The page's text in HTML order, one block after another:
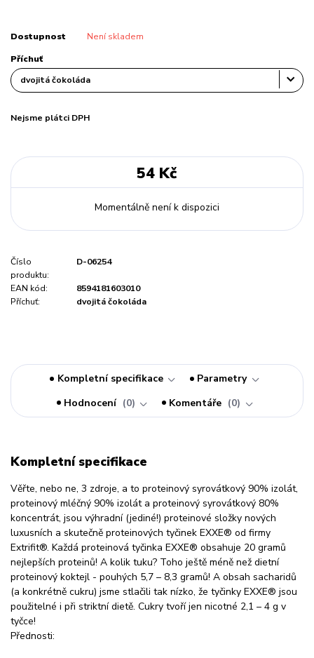
Dostupnost Není skladem
Příchuť
Nejsme plátci DPH
54 Kč
Momentálně není k dispozici
Číslo
produktu:
D-06254
EAN kód:
8594181603010
Příchuť:
dvojitá čokoláda
Kompletní specifikace
Parametry
Hodnocení
0 Komentáře 0
Kompletní specifikace
Věřte, nebo ne, 3 zdroje, a to proteinový syrovátkový 90% izolát,
proteinový mléčný 90% izolát a proteinový syrovátkový 80%
koncentrát, jsou výhradní (jediné!) proteinové složky nových
luxusních a skutečně proteinových tyčinek EXXE® od firmy
Extrifit®. Každá proteinová tyčinka EXXE® obsahuje 20 gramů
nejlepších proteinů! A kolik tuku? Toho ještě méně než dietní
proteinový koktejl - pouhých 5,7 – 8,3 gramů! A obsah sacharidů
(a konkrétně cukru) jsme stlačili tak nízko, že tyčinky EXXE® jsou
použitelné i při striktní dietě. Cukry tvoří jen nicotné 2,1 – 4 g v
tyčce!
Přednosti: